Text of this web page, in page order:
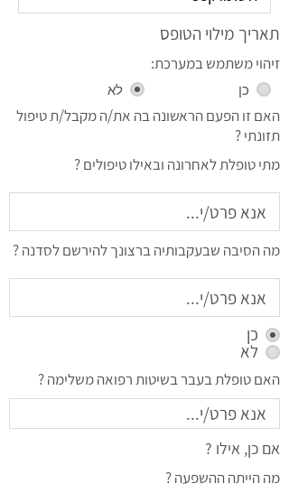
תאריך מילוי הטופס
זיהוי משתמש במערכת:
כן לא
האם זו הפעם הראשונה בה את/ה מקבל/ת טיפול
תזונתי ?
מתי טופלת לאחרונה ובאילו טיפולים ?
מה הסיבה שבעקבותיה ברצונך להירשם לסדנה ?
כן
לא
האם טופלת בעבר בשיטות רפואה משלימה ?
אם כן, אילו ?
מה הייתה ההשפעה ?